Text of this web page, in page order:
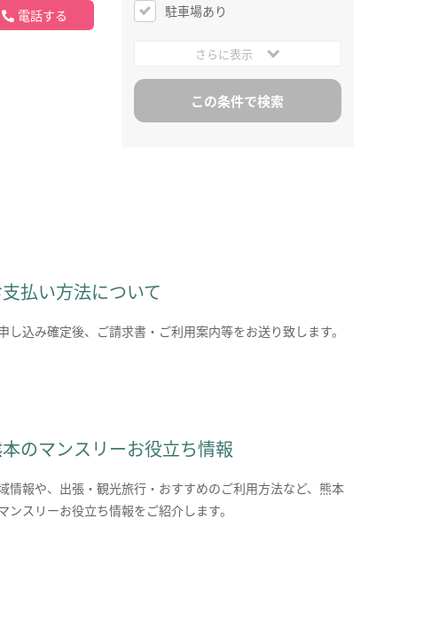
電話する
駐車場あり
さらに表示
払い方法について
し込み確定後、ご請求書・ご利用案内等をお送り致します。
のマンスリーお役立ち情報
情報や、出張・観光旅行・おすすめのご利用方法など、熊本
ンスリーお役立ち情報をご紹介します。